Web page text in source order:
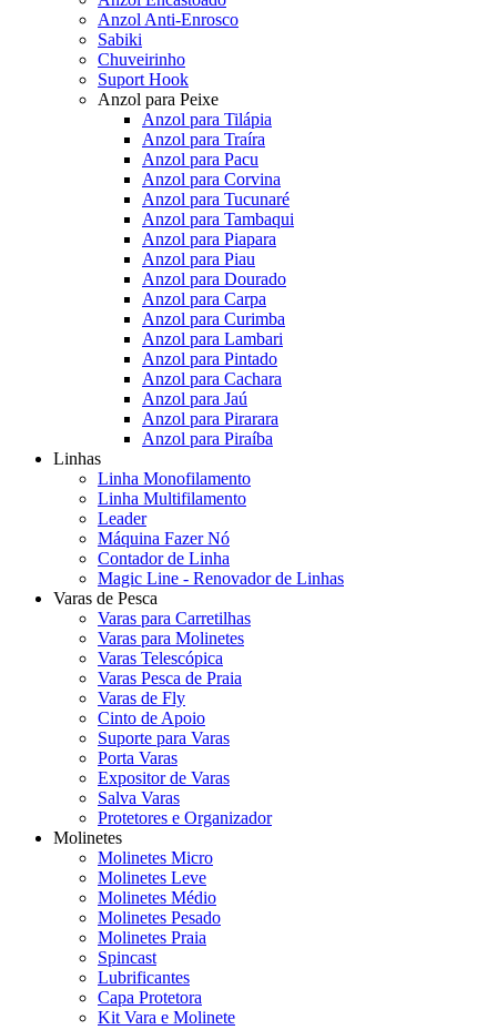
Anzol Anti-Enrosco
Sabiki
Chuveirinho
Suport Hook
Anzol para Peixe
Anzol para Tilápia
Anzol para Traíra
Anzol para Pacu
Anzol para Corvina
Anzol para Tucunaré
Anzol para Tambaqui
Anzol para Piapara
Anzol para Piau
Anzol para Dourado
Anzol para Carpa
Anzol para Curimba
Anzol para Lambari
Anzol para Pintado
Anzol para Cachara
Anzol para Jaú
Anzol para Pirarara
Anzol para Piraíba
Linhas
Linha Monofilamento
Linha Multifilamento
Leader
Máquina Fazer Nó
Contador de Linha
Magic Line - Renovador de Linhas
Varas de Pesca
Varas para Carretilhas
Varas para Molinetes
Varas Telescópica
Varas Pesca de Praia
Varas de Fly
Cinto de Apoio
Suporte para Varas
Porta Varas
Expositor de Varas
Salva Varas
Protetores e Organizador
Molinetes
Molinetes Micro
Molinetes Leve
Molinetes Médio
Molinetes Pesado
Molinetes Praia
Spincast
Lubrificantes
Capa Protetora
Kit Vara e Molinete